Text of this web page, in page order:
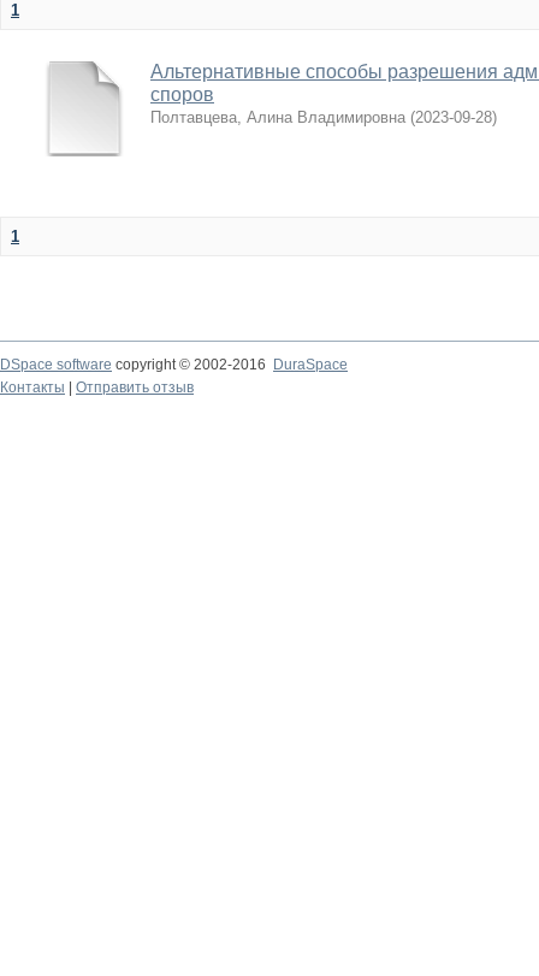
1
Альтернативные способы разрешения
споров
Полтавцева, Алина Владимировна (2023-09-28)
1
DSpace software copyright © 2002-2016
DuraSpace
Контакты
Отправить отзыв